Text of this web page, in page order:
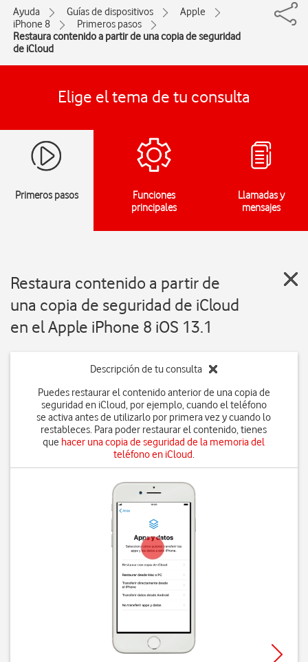
Ayuda Guías de dispositivos
Apple
iPhone 8
Primeros pasos
Restaura contenido a partir de una copia de seguridad
de iCloud
Elige el tema de tu consulta
Primeros pasos
Funciones
principales
Llamadas y
mensajes
Restaura contenido a partir de
una copia de seguridad de iCloud
en el Apple iPhone 8 iOS 13.1
Descripción de tu consulta
Puedes restaurar el contenido anterior de una copia de
seguridad en iCloud, por ejemplo, cuando el teléfono
se activa antes de utilizarlo por primera vez y cuando lo
restableces. Para poder restaurar el contenido, tienes
que hacer una copia de seguridad de la memoria del
teléfono en iCloud.